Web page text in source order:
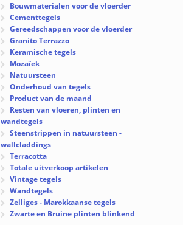
Bouwmaterialen voor de vloerder
Cementtegels
Gereedschappen voor de vloerder
Granito Terrazzo
Keramische tegels
Mozaïek
Natuursteen
Onderhoud van tegels
Product van de maand
Resten van vloeren, plinten en
wandtegels
Steenstrippen in natuursteen -
wallcladdings
Terracotta
Totale uitverkoop artikelen
Vintage tegels
Wandtegels
Zelliges - Marokkaanse tegels
Zwarte en Bruine plinten blinkend